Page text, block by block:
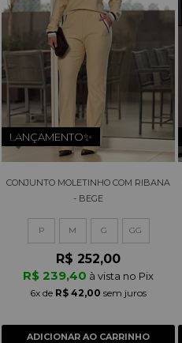
LANÇAMENTO✨
CONJUNTO MOLETINHO COM RIBANA
- BEGE
P M G GG
R$ 252,00
R$ 239,40 à vista no Pix
6x de R$ 42,00 sem juros
ADICIONAR AO CARRINHO